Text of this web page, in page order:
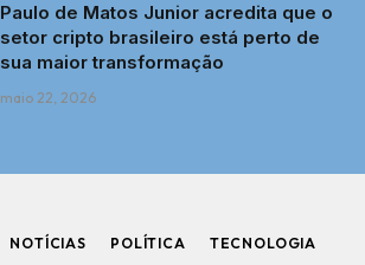
Paulo de Matos Junior acredita que o
setor cripto brasileiro está perto de
sua maior transformação
maio 22, 2026
NOTÍCIAS POLÍTICA TECNOLOGIA